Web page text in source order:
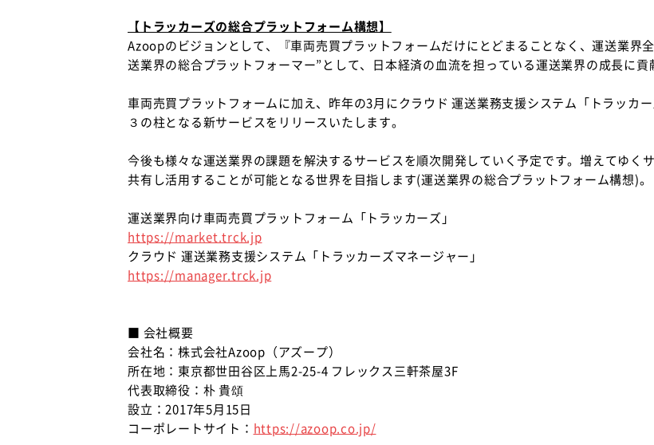
【トラッカーズの総合プラットフォーム構想】
Azoopのビジョンとして、『車両売買プラットフォームだけにとどまることなく、運送業界
送業界の総合プラットフォーマー”として、日本経済の血流を担っている運送業界の成長に貢
車両売買プラットフォームに加え、昨年の3月にクラウド 運送業務支援システム「トラッカ
３の柱となる新サービスをリリースいたします。
今後も様々な運送業界の課題を解決するサービスを順次開発していく予定です。増えてゆく
共有し活用することが可能となる世界を目指します(運送業界の総合プラットフォーム構想)。
運送業界向け車両売買プラットフォーム「トラッカーズ」
https://market.trck.jp
クラウド 運送業務支援システム「トラッカーズマネージャー」
https://manager.trck.jp
■ 会社概要
会社名：株式会社Azoop（アズープ）
所在地：東京都世田谷区上馬2-25-4 フレックス三軒茶屋3F
代表取締役：朴 貴頌
設立：2017年5月15日
コーポレートサイト： https://azoop.co.jp/